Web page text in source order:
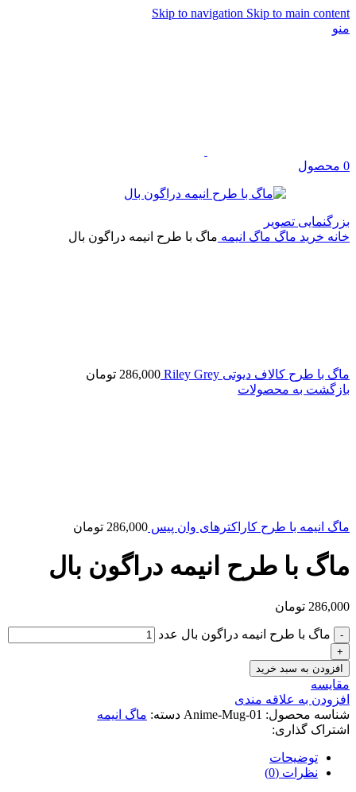
Skip to navigation Skip to main content
منو
0 محصول
بزرگنمایی تصویر
خانه خرید ماگ ماگ انیمه ماگ با طرح انیمه دراگون بال
ماگ با طرح کالاف دیوتی Riley Grey 286,000 تومان
بازگشت به محصولات
ماگ انیمه با طرح کاراکترهای وان پیس 286,000 تومان
ماگ با طرح انیمه دراگون بال
286,000 تومان
ماگ با طرح انیمه دراگون بال عدد
افزودن به سبد خرید
مقایسه
افزودن به علاقه مندی
شناسه محصول: Anime-Mug-01 دسته: ماگ انیمه
اشتراک گذاری:
توضیحات
نظرات (0)